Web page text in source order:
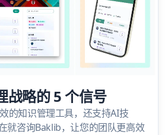
战略的 5 个信号
的知识管理工具，还支持AI技
就咨询Baklib，让您的团队更高效